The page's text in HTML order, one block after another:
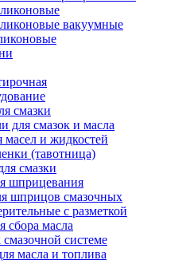
вакуумные
смазки
для смазок и масла
масел и жидкостей
(тавотница)
смазки
шприцевания
шприцов смазочных
с разметкой
сбора масла
системе
масла и топлива